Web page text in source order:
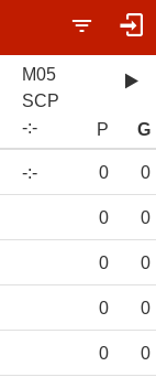
M05
SCP
-:- P G
-:- 0 0
0 0
0 0
0 0
0 0